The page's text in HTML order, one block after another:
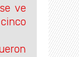
ve